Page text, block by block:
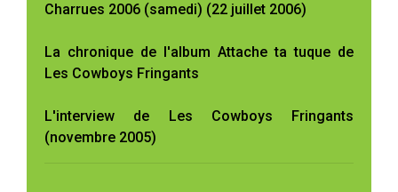
Charrues 2006 (samedi) (22 juillet 2006)
La chronique de l'album Attache ta tuque de
Les Cowboys Fringants
L'interview de Les Cowboys Fringants
(novembre 2005)